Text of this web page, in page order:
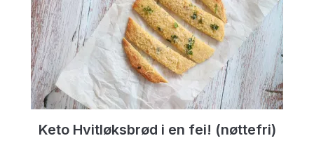
Keto Hvitløksbrød i en fei! (nøttefri)